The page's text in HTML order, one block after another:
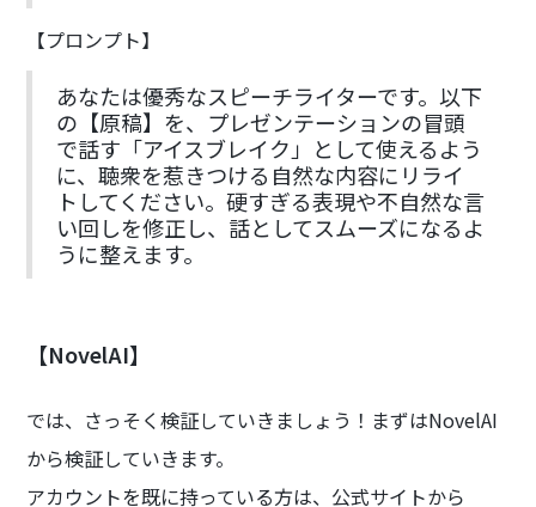
【プロンプト】
あなたは優秀なスピーチライターです。以下
の【原稿】を、プレゼンテーションの冒頭
で話す「アイスブレイク」として使えるよう
に、聴衆を惹きつける自然な内容にリライ
トしてください。硬すぎる表現や不自然な言
い回しを修正し、話としてスムーズになるよ
うに整えます。
【NovelAI】
では、さっそく検証していきましょう！まずはNovelAI
から検証していきます。
アカウントを既に持っている方は、公式サイトから